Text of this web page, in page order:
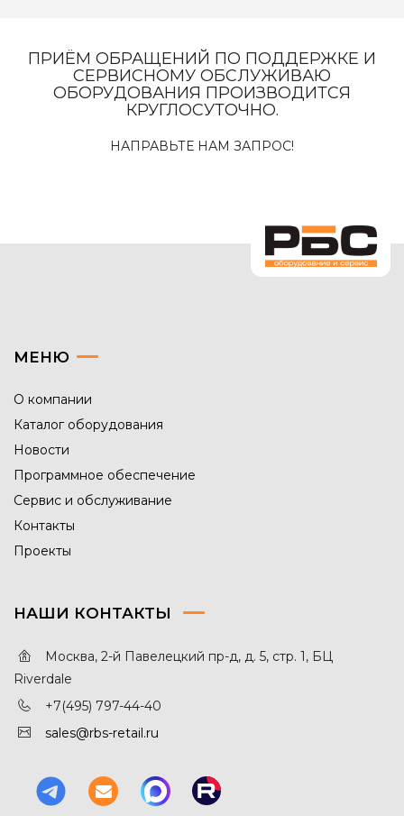
ПРИЁМ ОБРАЩЕНИЙ ПО ПОДДЕРЖКЕ И
СЕРВИСНОМУ ОБСЛУЖИВАЮ
ОБОРУДОВАНИЯ ПРОИЗВОДИТСЯ
КРУГЛОСУТОЧНО.
НАПРАВЬТЕ НАМ ЗАПРОС!
МЕНЮ
О компании
Каталог оборудования
Новости
Программное обеспечение
Сервис и обслуживание
Контакты
Проекты
НАШИ КОНТАКТЫ
Москва, 2-й Павелецкий пр-д, д. 5, стр. 1, БЦ
Riverdale
+7(495) 797-44-40
sales@rbs-retail.ru